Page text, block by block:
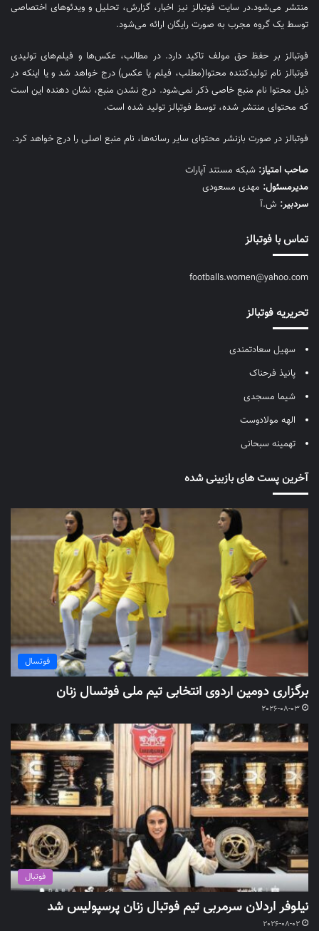
منتشر می‌شود.در سایت فوتبالز نیز اخبار، گزارش، تحلیل و ویدئوهای اختصاصی
توسط یک گروه مجرب به صورت رایگان ارائه می‌شود.
فوتبالز بر حفظ حق مولف تاکید دارد. در مطالب، عکس‌ها و فیلم‌های تولیدی
فوتبالز نام تولیدکننده محتوا(مطلب، فیلم یا عکس) درج خواهد شد و یا اینکه در
ذیل محتوا نام منبع خاصی ذکر نمی‌‎شود. درج نشدن منبع، نشان دهنده این است
که محتوای منتشر شده، توسط فوتبالز تولید شده است.
فوتبالز در صورت بازنشر محتوای سایر رسانه‌ها، نام منبع اصلی را درج خواهد کرد.
صاحب امتیاز: شبکه مستند آپارات
مديرمسئول: مهدی مسعودی
سردبیر: ش.آ
تماس با فوتبالز
footballs.women@yahoo.com
تحریریه فوتبالز
سهیل سعادتمندی
پانیذ فرحناک
شیما مسجدی
الهه مولادوست
تهمینه سبحانی
آخرین پست های بازبینی شده
فوتسال
برگزاری دومین اردوی انتخابی تیم ملی فوتسال زنان
2026-08-03
فوتبال
نیلوفر اردلان سرمربی تیم فوتبال زنان پرسپولیس شد
2026-08-02